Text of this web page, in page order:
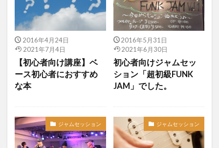
2016年4月24日
2021年7月4日
【初心者向け講座】ベ
ース初心者におすすめ
な本
2016年5月31日
2021年6月30日
初心者向けジャムセッ
ション「超初級FUNK
JAM」でした。
ジャムセッション ジャムセッション